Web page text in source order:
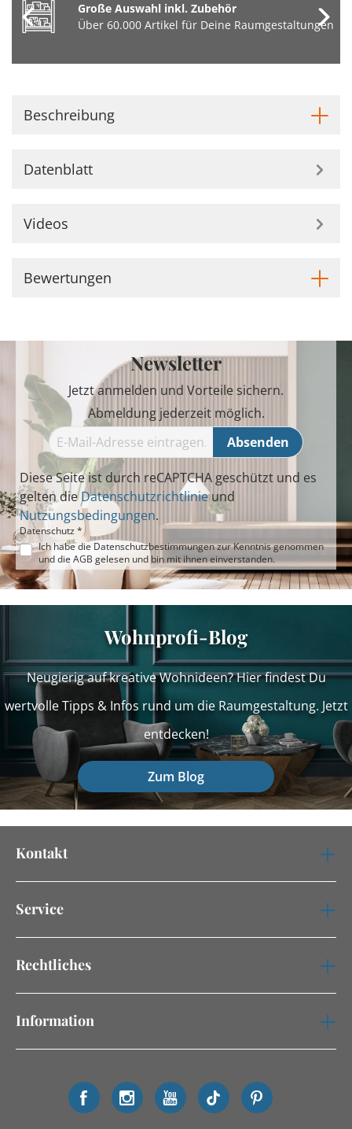
Große Auswahl inkl. Zubehör
Über 60.000 Artikel für Deine Raumgestaltungen
Beschreibung
Datenblatt
Videos
Bewertungen
Newsletter
Jetzt anmelden und Vorteile sichern.
Abmeldung jederzeit möglich.
Absenden
Diese Seite ist durch reCAPTCHA geschützt und es
gelten dieDatenschutzrichtlinieund
Nutzungsbedingungen.
Datenschutz *
Ich habe die Datenschutzbestimmungenzur Kenntnis genommen
und die AGB gelesen und bin mit ihnen einverstanden.
Wohnprofi-Blog
Neugierig auf kreative Wohnideen? Hier findest Du
wertvolle Tipps & Infos rund um die Raumgestaltung. Jetzt
entdecken!
Zum Blog
Kontakt
Service
Rechtliches
Information